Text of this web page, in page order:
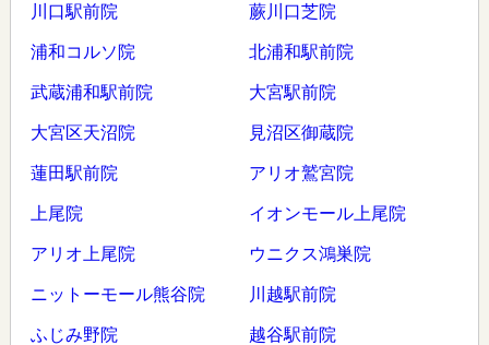
川口駅前院
蕨川口芝院
浦和コルソ院 北浦和駅前院
武蔵浦和駅前院 大宮駅前院
大宮区天沼院 見沼区御蔵院
蓮田駅前院 アリオ鷲宮院
上尾院 イオンモール上尾院
アリオ上尾院 ウニクス鴻巣院
ニットーモール熊谷院 川越駅前院
ふじみ野院 越谷駅前院